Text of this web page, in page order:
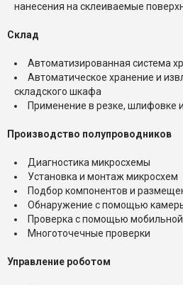
нанесения на склеиваемые
Склад
Автоматизированная система
Автоматическое хранение и
складского шкафа
Применение в резке, шлифовке
Производство полупроводников
Диагностика микросхемы
Установка и монтаж микросхем
Подбор компонентов и
Обнаружение с помощью
Проверка с помощью
Многоточечные проверки
Управление роботом